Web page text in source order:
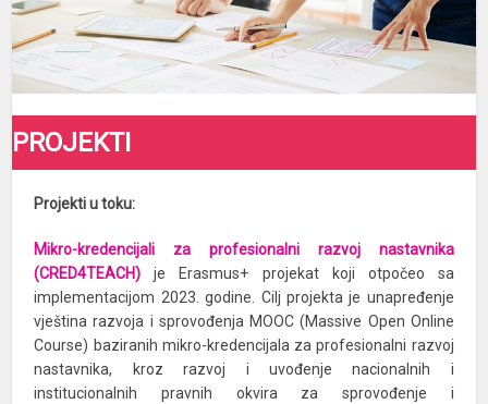
PROJEKTI
Projekti u toku:
Mikro-kredencijali za profesionalni razvoj nastavnika
(CRED4TEACH) je Erasmus+ projekat koji otpočeo sa
implementacijom 2023. godine. Cilj projekta je unapređenje
vještina razvoja i sprovođenja MOOC (Massive Open Online
Course) baziranih mikro-kredencijala za profesionalni razvoj
nastavnika, kroz razvoj i uvođenje nacionalnih i
institucionalnih pravnih okvira za sprovođenje i